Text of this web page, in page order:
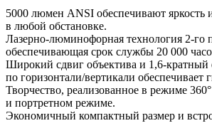
5000 люмен ANSI обеспечивают яркость
в любой обстановке.
Лазерно-люминофорная технология 2-го
обеспечивающая срок службы 20 000
Широкий сдвиг объектива и 1,6-кратный
по горизонтали/вертикали обеспечивает
Творчество, реализованное в режиме
и портретном режиме.
Экономичный компактный размер и